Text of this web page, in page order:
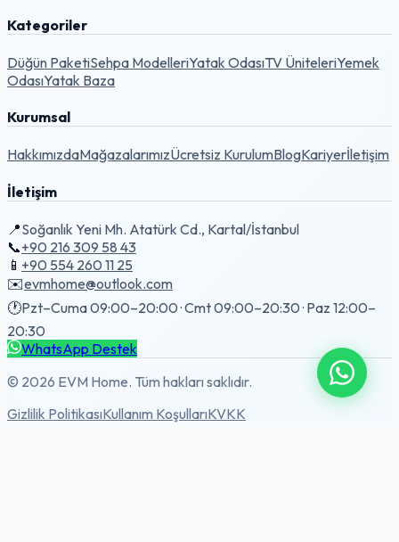
Kategoriler
Düğün PaketiSehpa ModelleriYatak OdasıTV ÜniteleriYemek
OdasıYatak Baza
Kurumsal
HakkımızdaMağazalarımızÜcretsiz KurulumBlogKariyerİletişim
İletişim
📍Soğanlık Yeni Mh. Atatürk Cd., Kartal/İstanbul
📞+90 216 309 58 43
📱 +90 554 260 11 25
✉️evmhome@outlook.com
🕐Pzt–Cuma 09:00–20:00 · Cmt 09:00–20:30 · Paz 12:00–
20:30
WhatsApp Destek
© 2026 EVM Home. Tüm hakları saklıdır.
Gizlilik PolitikasıKullanım KoşullarıKVKK